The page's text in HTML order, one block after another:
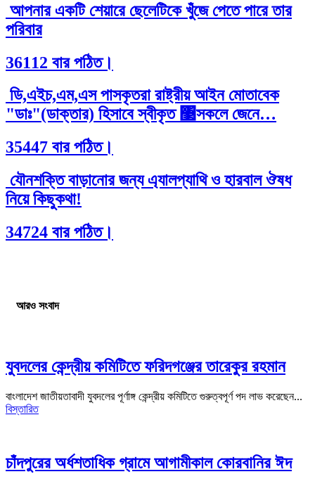
আপনার একটি শেয়ারে ছেলেটিকে খুঁজে পেতে পারে তার
পরিবার
36112 বার পঠিত।
ডি,এইচ,এম,এস পাসকৃতরা রাষ্ট্রীয় আইন মোতাবেক
"ডাঃ"(ডাক্তার) হিসাবে স্বীকৃত ঳সকলে জেনে…
35447 বার পঠিত।
যৌনশক্তি বাড়ানোর জন্য এ্যালপ্যাথি ও হারবাল ঔষধ
নিয়ে কিছুকথা!
34724 বার পঠিত।
আরও সংবাদ
যুবদলের কেন্দ্রীয় কমিটিতে ফরিদগঞ্জের তারেকুর রহমান
বাংলাদেশ জাতীয়তাবাদী যুবদলের পূর্ণাঙ্গ কেন্দ্রীয় কমিটিতে গুরুত্বপূর্ণ পদ লাভ করেছেন...
বিস্তারিত
চাঁদপুরের অর্ধশতাধিক গ্রামে আগামীকাল কোরবানির ঈদ